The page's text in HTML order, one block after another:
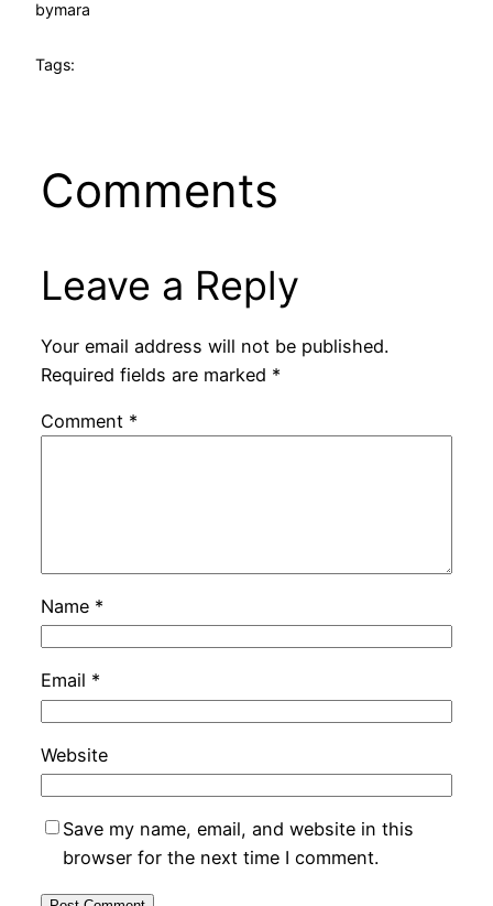
bymara
Tags:
Comments
Leave a Reply
Your email address will not be published.
Required fields are marked *
Comment *
Name *
Email *
Website
Save my name, email, and website in this
browser for the next time I comment.